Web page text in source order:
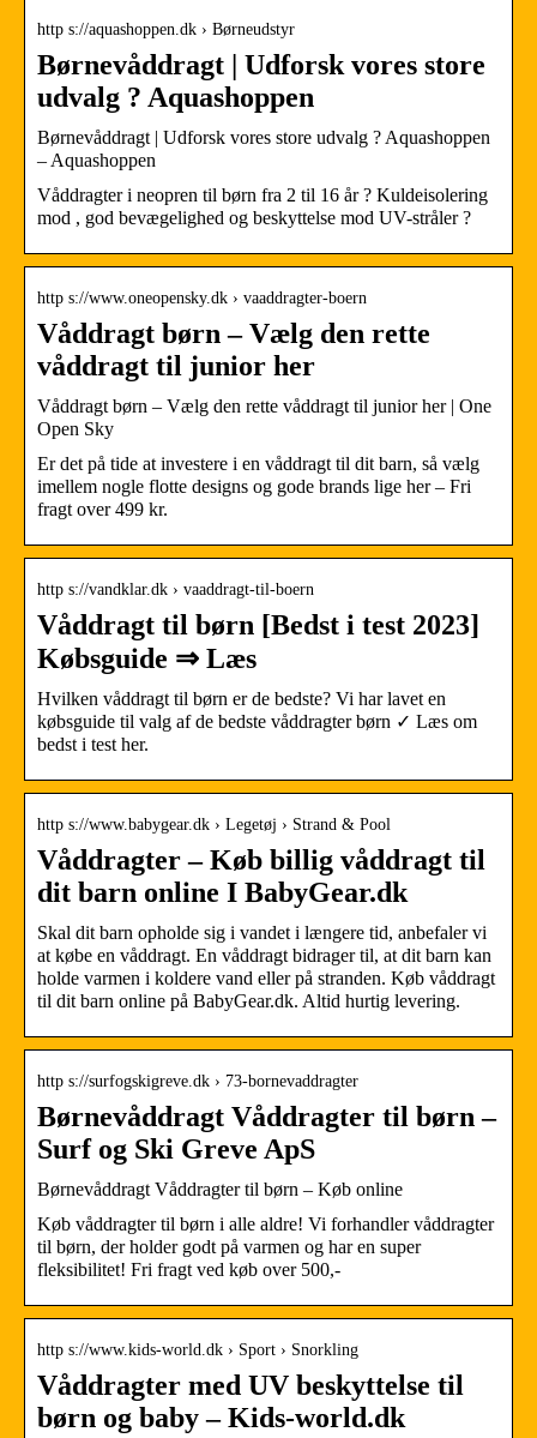
http s://aquashoppen.dk › Børneudstyr
Børnevåddragt | Udforsk vores store
udvalg ? Aquashoppen
Børnevåddragt | Udforsk vores store udvalg ? Aquashoppen
– Aquashoppen
Våddragter i neopren til børn fra 2 til 16 år ? Kuldeisolering
mod , god bevægelighed og beskyttelse mod UV-stråler ?
http s://www.oneopensky.dk › vaaddragter-boern
Våddragt børn – Vælg den rette
våddragt til junior her
Våddragt børn – Vælg den rette våddragt til junior her | One
Open Sky
Er det på tide at investere i en våddragt til dit barn, så vælg
imellem nogle flotte designs og gode brands lige her – Fri
fragt over 499 kr.
http s://vandklar.dk › vaaddragt-til-boern
Våddragt til børn [Bedst i test 2023]
Købsguide ⇒ Læs
Hvilken våddragt til børn er de bedste? Vi har lavet en
købsguide til valg af de bedste våddragter børn ✓ Læs om
bedst i test her.
http s://www.babygear.dk › Legetøj › Strand & Pool
Våddragter – Køb billig våddragt til
dit barn online I BabyGear.dk
Skal dit barn opholde sig i vandet i længere tid, anbefaler vi
at købe en våddragt. En våddragt bidrager til, at dit barn kan
holde varmen i koldere vand eller på stranden. Køb våddragt
til dit barn online på BabyGear.dk. Altid hurtig levering.
http s://surfogskigreve.dk › 73-bornevaddragter
Børnevåddragt Våddragter til børn –
Surf og Ski Greve ApS
Børnevåddragt Våddragter til børn – Køb online
Køb våddragter til børn i alle aldre! Vi forhandler våddragter
til børn, der holder godt på varmen og har en super
fleksibilitet! Fri fragt ved køb over 500,-
http s://www.kids-world.dk › Sport › Snorkling
Våddragter med UV beskyttelse til
børn og baby – Kids-world.dk